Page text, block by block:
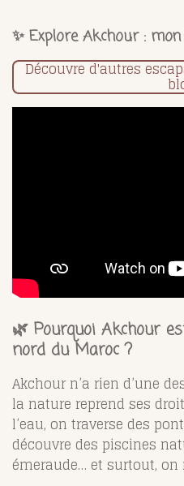
✨ Explore Akchour :
Découvre d'autres
🌿 Pourquoi Akchour
nord du Maroc ?
Akchour n’a rien d’une
la nature reprend ses
l’eau, on traverse des
découvre des piscines
émeraude… et surtout, on